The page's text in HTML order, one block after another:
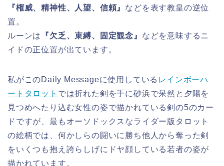
『権威、精神性、人望、信頼』 などを表す教皇の逆位
置。
ルーンは
『欠乏、束縛、固定観念』 などを意味するニ
イドの正位置が出ています。
私がこのDaily Messageに使用している レインボーハ
ートタロット では折れた剣を手に砂浜で呆然と夕陽を
見つめへたり込む女性の姿で描かれている剣の5のカー
ドですが、最もオーソドックスなライダー版タロット
の絵柄では、何かしらの闘いに勝ち他人から奪った剣
をいくつも抱え誇らしげにドヤ顔している若者の姿が
描かれています。